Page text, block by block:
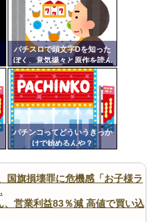
パチスロで頭文字Dを知った
ぼく、意気揚々と原作を読ん
だら第一話からなつきがパパ
活してて困惑
パチンコってどういうきっか
けで始めるんや？
国旗損壊罪に危機感「お子様ラ
、営業利益83％減 高値で買い込